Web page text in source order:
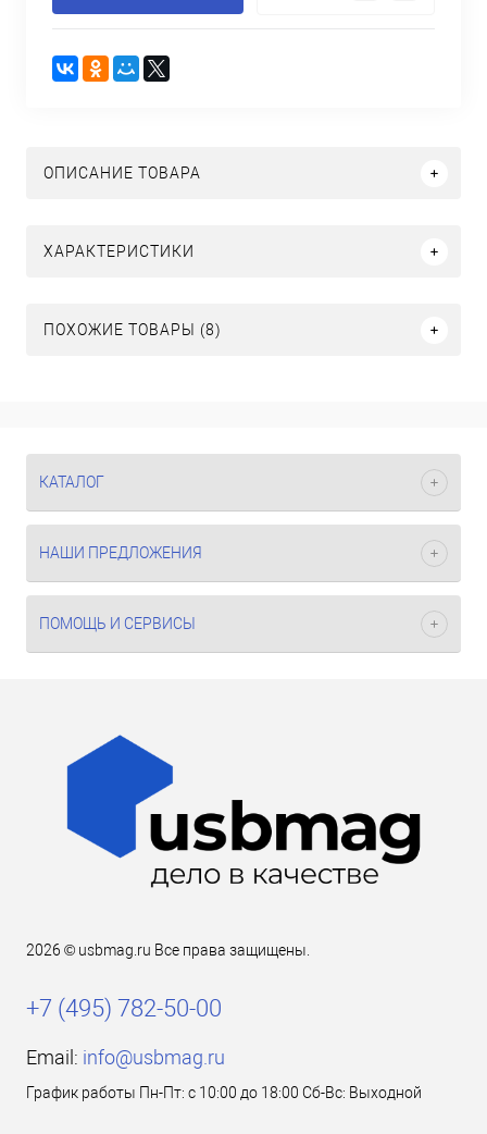
ОПИСАНИЕ ТОВАРА
ХАРАКТЕРИСТИКИ
ПОХОЖИЕ ТОВАРЫ (8)
КАТАЛОГ
НАШИ ПРЕДЛОЖЕНИЯ
ПОМОЩЬ И СЕРВИСЫ
2026 © usbmag.ru Все права защищены.
+7 (495) 782-50-00
Email: info@usbmag.ru
График работы Пн-Пт: с 10:00 до 18:00 Сб-Вс: Выходной